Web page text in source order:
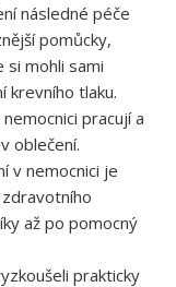
následné péče
pomůcky,
si mohli sami
krevního tlaku.
pracují a
oblečení.
v nemocnici je
až po pomocný
prakticky